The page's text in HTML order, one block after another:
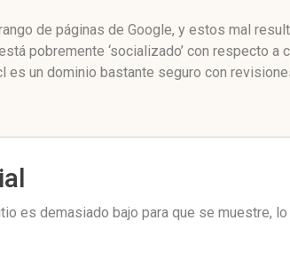
de páginas de Google, y estos mal
pobremente ‘socializado’ con respecto
es un dominio bastante seguro con
es demasiado bajo para que se muestre,